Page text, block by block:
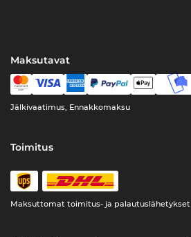
Maksutavat
Jälkivaatimus, Ennakkomaksu
Toimitus
Maksuttomat toimitus- ja palautuslähetykset